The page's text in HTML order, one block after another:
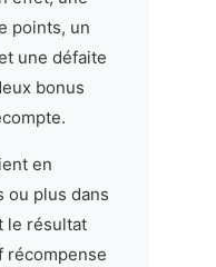
points, un
une défaite
bonus
en
ou plus dans
le résultat
récompense